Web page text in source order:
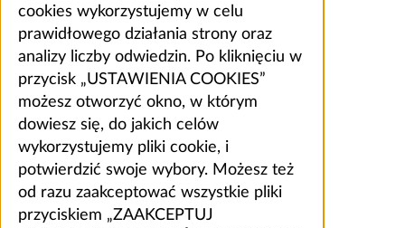
cookies wykorzystujemy w celu
prawidłowego działania strony oraz
analizy liczby odwiedzin. Po kliknięciu w
przycisk „USTAWIENIA COOKIES”
możesz otworzyć okno, w którym
dowiesz się, do jakich celów
wykorzystujemy pliki cookie, i
potwierdzić swoje wybory. Możesz też
od razu zaakceptować wszystkie pliki
przyciskiem „ZAAKCEPTUJ